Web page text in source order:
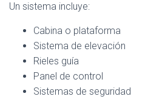
Un sistema incluye:
Cabina o plataforma
Sistema de elevación
Rieles guía
Panel de control
Sistemas de seguridad